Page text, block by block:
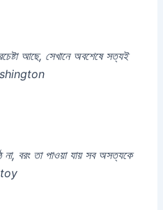
আছে, সেখানে অবশেষে সত্যই
বরং তা পাওয়া যায় সব অসত্যকে